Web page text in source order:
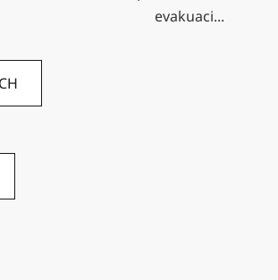
evakuaci...